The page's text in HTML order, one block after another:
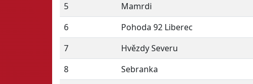
5
Mamrdi
6
Pohoda 92 Liberec
7
Hvězdy Severu
8
Sebranka